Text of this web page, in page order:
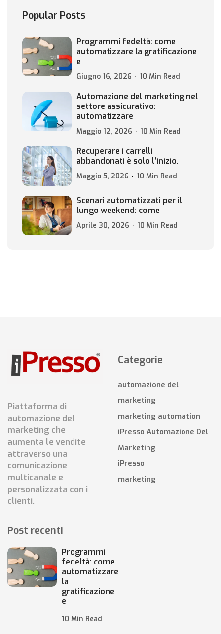
Popular Posts
Programmi fedeltà: come
automatizzare la gratificazione
e
Giugno 16, 2026 10 Min Read
Automazione del marketing nel
settore assicurativo:
automatizzare
Maggio 12, 2026 10 Min Read
Recuperare i carrelli
abbandonati è solo l’inizio.
Maggio 5, 2026 10 Min Read
Scenari automatizzati per il
lungo weekend: come
Aprile 30, 2026 10 Min Read
Piattaforma di
automazione del
marketing che
aumenta le vendite
attraverso una
comunicazione
multicanale e
personalizzata con i
clienti.
Categorie
automazione del
marketing
marketing automation
iPresso Automazione Del
Marketing
iPresso
marketing
Post recenti
Programmi
fedeltà: come
automatizzare
la
gratificazione
e
10 Min Read